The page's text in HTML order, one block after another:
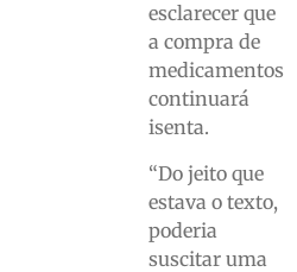
esclarecer que
a compra de
medicamentos
continuará
isenta.
“Do jeito que
estava o texto,
poderia
suscitar uma